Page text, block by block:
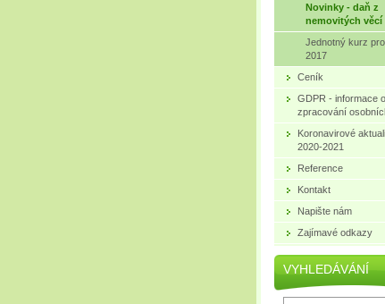
Novinky - daň z
nemovitých věcí
Jednotný kurz
2017
Ceník
GDPR - informace o
zpracování
Koronavirové
2020-2021
Reference
Kontakt
Napište nám
Zajímavé odkazy
VYHLEDÁVÁNÍ